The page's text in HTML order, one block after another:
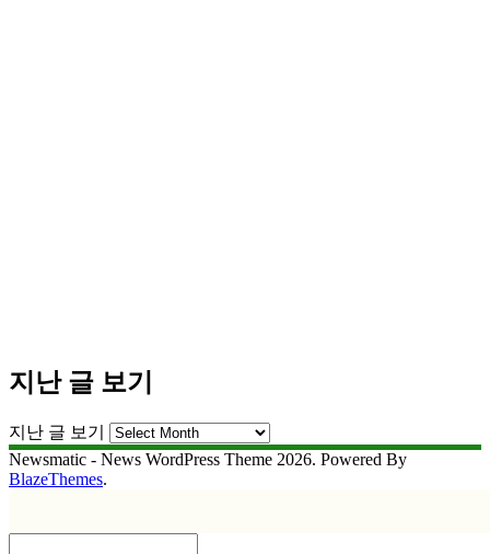
지난 글 보기
지난 글 보기
Newsmatic - News WordPress Theme 2026. Powered By
BlazeThemes.